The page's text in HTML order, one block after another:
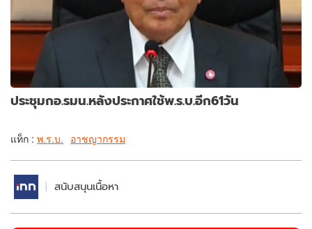
ประชุมกอ.รมน.หลังประกาศใช้พ.ร.บ.อีก61วัน
แท็ก : พ.ร.บ. อาชญากรรม
สนับสนุนเนื้อหา